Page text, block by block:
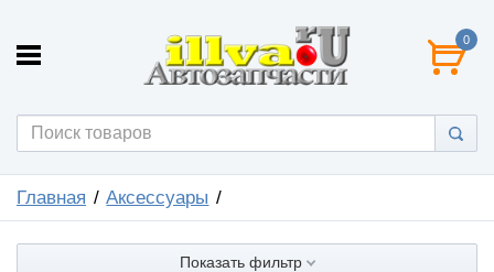
0
Главная Аксессуары
Показать фильтр